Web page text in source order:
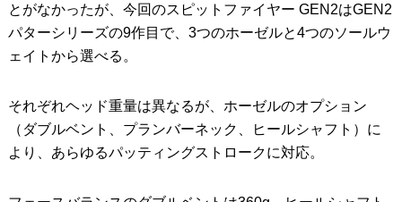
とがなかったが、今回のスピットファイヤー GEN2はGEN2
パターシリーズの9作目で、3つのホーゼルと4つのソールウ
ェイトから選べる。
それぞれヘッド重量は異なるが、ホーゼルのオプション
（ダブルベント、プランバーネック、ヒールシャフト）に
より、あらゆるパッティングストロークに対応。